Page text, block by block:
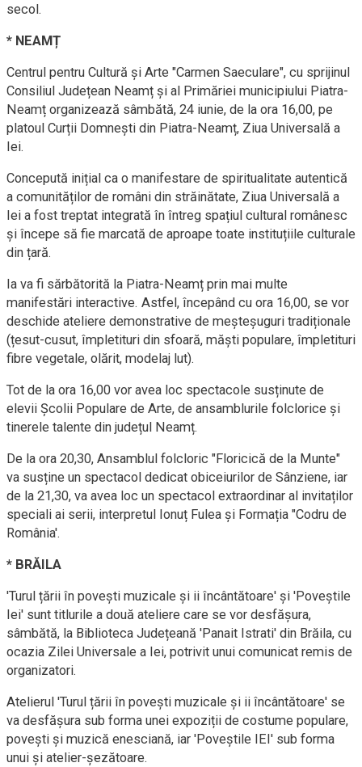
secol.
* NEAMȚ
Centrul pentru Cultură și Arte "Carmen Saeculare", cu sprijinul
Consiliul Județean Neamț și al Primăriei municipiului Piatra-
Neamț organizează sâmbătă, 24 iunie, de la ora 16,00, pe
platoul Curții Domnești din Piatra-Neamț, Ziua Universală a
Iei.
Concepută inițial ca o manifestare de spiritualitate autentică
a comunităților de români din străinătate, Ziua Universală a
Iei a fost treptat integrată în întreg spațiul cultural românesc
și începe să fie marcată de aproape toate instituțiile culturale
din țară.
Ia va fi sărbătorită la Piatra-Neamț prin mai multe
manifestări interactive. Astfel, începând cu ora 16,00, se vor
deschide ateliere demonstrative de meșteșuguri tradiționale
(țesut-cusut, împletituri din sfoară, măști populare, împletituri
fibre vegetale, olărit, modelaj lut).
Tot de la ora 16,00 vor avea loc spectacole susținute de
elevii Școlii Populare de Arte, de ansamblurile folclorice și
tinerele talente din județul Neamț.
De la ora 20,30, Ansamblul folcloric "Floricică de la Munte"
va susține un spectacol dedicat obiceiurilor de Sânziene, iar
de la 21,30, va avea loc un spectacol extraordinar al invitaților
speciali ai serii, interpretul Ionuț Fulea și Formația "Codru de
România'.
* BRĂILA
'Turul țării în povești muzicale și ii încântătoare' și 'Poveștile
Iei' sunt titlurile a două ateliere care se vor desfășura,
sâmbătă, la Biblioteca Județeană 'Panait Istrati' din Brăila, cu
ocazia Zilei Universale a Iei, potrivit unui comunicat remis de
organizatori.
Atelierul 'Turul țării în povești muzicale și ii încântătoare' se
va desfășura sub forma unei expoziții de costume populare,
povești și muzică enesciană, iar 'Poveștile IEI' sub forma
unui și atelier-șezătoare.